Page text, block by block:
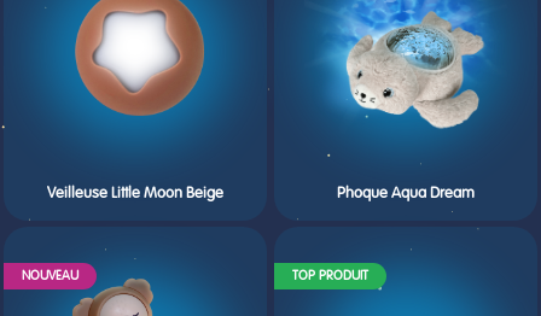
Veilleuse Little Moon Beige Phoque Aqua Dream
NOUVEAU TOP PRODUIT